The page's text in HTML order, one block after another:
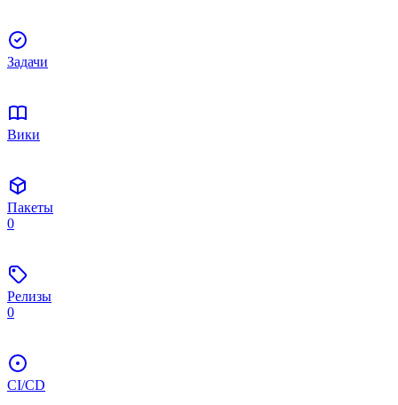
Задачи
Вики
Пакеты
0
Релизы
0
CI/CD